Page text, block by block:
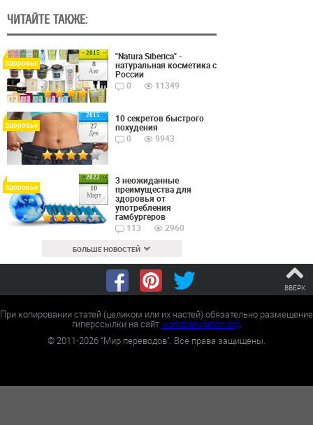
ЧИТАЙТЕ ТАКЖЕ:
2015
8
Авг
Здоровье
"Natura Siberica" -
натуральная косметика с
России
0
11349
2015
27
Дек
Здоровье
10 секретов быстрого
похудения
0
9943
2022
10
Март
Здоровье
3 неожиданные
преимущества для
здоровья от
употребления
гамбургеров
113
2960
БОЛЬШЕ НОВОСТЕЙ
ВВЕРХ
При копировании статей (целиком или их частей) обязательно размещение
гиперссылки на сайтworldtranslation.org.
©2011-2026 "Мир переводов". Все права защищены.